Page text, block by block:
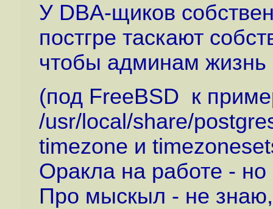
У DBA-щиков
постгре таскают
чтобы админам
(под FreeBSD к
/usr/local/share/
timezone и
Оракла на работе -
Про мыскыл - не